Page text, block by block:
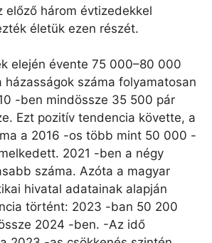
előző három évtizedekkel
életük ezen részét.
elején évente 75 000–80 000
házasságok száma folyamatosan
-ben mindössze 35 500 pár
Ezt pozitív tendencia követte, a
a 2016 -os több mint 50 000 -
2021 -ben a négy
száma. Azóta a magyar
hivatal adatainak alapján
történt: 2023 -ban 50 200
2024 -ben. -Az idő